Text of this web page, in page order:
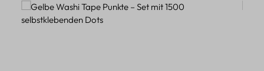
Bildergalerie überspringen